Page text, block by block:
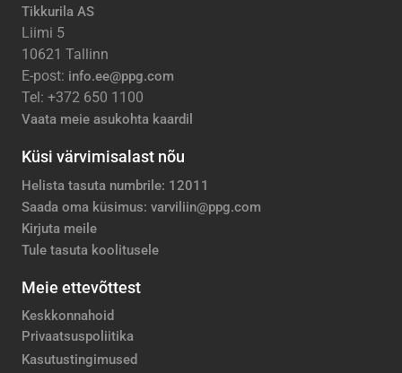
Tikkurila AS
Liimi 5
10621 Tallinn
E-post: info.ee@ppg.com
Tel: +372 650 1100
Vaata meie asukohta kaardil
Küsi värvimisalast nõu
Helista tasuta numbrile: 12011
Saada oma küsimus: varviliin@ppg.com
Kirjuta meile
Tule tasuta koolitusele
Meie ettevõttest
Keskkonnahoid
Privaatsuspoliitika
Kasutustingimused